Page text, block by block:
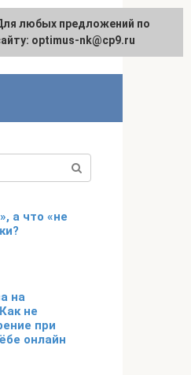
English
а что «не
на
не
при
онлайн
любых предложений по
optimus-nk@cp9.ru